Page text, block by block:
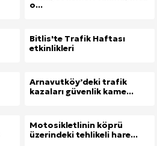
o...
Bitlis'te Trafik Haftası
etkinlikleri
Arnavutköy’deki trafik
kazaları güvenlik kame...
Motosikletlinin köprü
üzerindeki tehlikeli hare...